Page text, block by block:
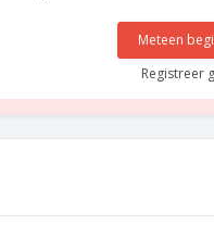
Meteen
Registreer